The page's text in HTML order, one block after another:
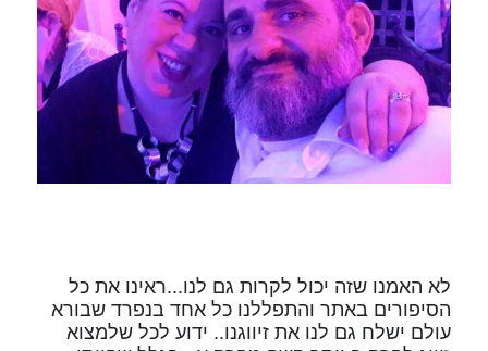
לא האמנו שזה יכול לקרות גם לנו...ראינו את כל
הסיפורים באתר והתפללנו כל אחד בנפרד שבורא
עולם ישלח גם לנו את זיווגנו.. ידוע לכל שלמצוא